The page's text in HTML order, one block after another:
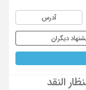
آدرس
دیگران
النقد